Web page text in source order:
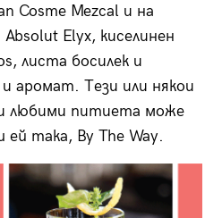
Cosme Mezcal и на
Elyx, киселинен
листа босилек и
аромат. Тези или някои
любими питиета може
така, By The Way.